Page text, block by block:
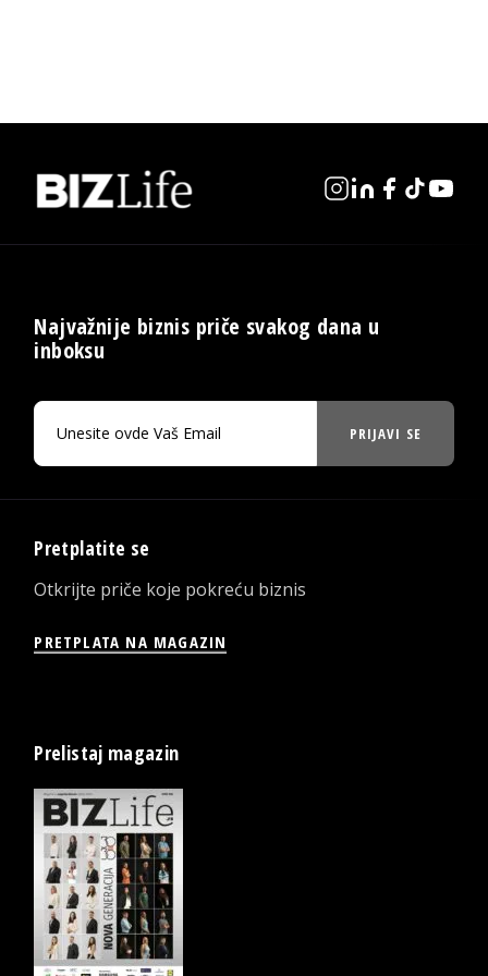
Najvažnije biznis priče svakog dana u
inboksu
PRIJAVI SE
Pretplatite se
Otkrijte priče koje pokreću biznis
PRETPLATA NA MAGAZIN
Prelistaj magazin